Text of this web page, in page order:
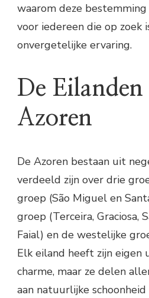
waarom deze
voor iedereen die op zoek
onvergetelijke ervaring.
De
Azoren
De Azoren bestaan uit
verdeeld zijn over drie
groep (São Miguel en
groep (Terceira, Graciosa,
Faial) en de westelijke
Elk eiland heeft zijn eigen
charme, maar ze delen
aan natuurlijke